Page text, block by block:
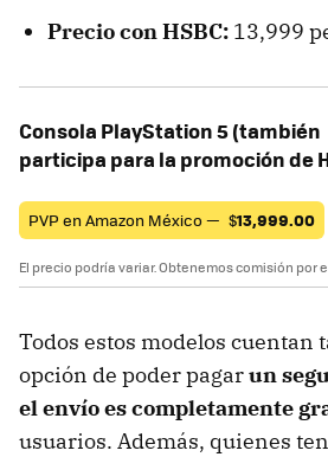
Precio con HSBC: 13,999
Consola PlayStation 5 (también
participa para la promoción de
PVP en Amazon México — $13,999.00
El precio podría variar. Obtenemos comisión por
Todos estos modelos cuentan
opción de poder pagarun
el envío es completamente
usuarios. Además, quienes